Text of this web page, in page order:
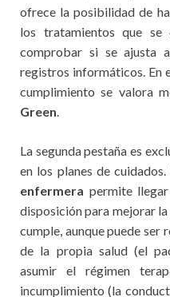
ofrece la posibilidad de
los tratamientos que se
comprobar si se ajusta
registros informáticos. En
cumplimiento se valora
Green.
La segunda pestaña es
en los planes de cuidados.
enfermera permite
disposición para mejorar
cumple, aunque puede
de la propia salud (el
asumir el régimen
incumplimiento (la